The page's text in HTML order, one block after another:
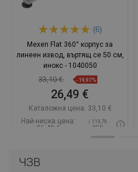
ЧЗВ
(6)
Mexen Flat 360° корпус за
линеен извод, въртящ се 50 см,
инокс - 1040050
33,10 € -19,97%
26,49 €
Каталожна цена: 33,10 €
Най-ниска цена:
26,49 €
/ 119,79
BGN
Добави в количката